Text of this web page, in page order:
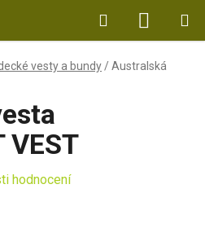
Hledat
KOŠÍK
vesty a bundy /Australská
VEST
hodnocení